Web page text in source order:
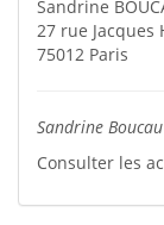
Sandrine
27 rue Jacques
75012 Paris
Sandrine
Consulter les